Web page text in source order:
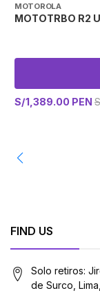
MOTOROLA
MOTOTRBO R2
S/1,389.00 PEN
FIND US
Solo retiros:
de Surco,